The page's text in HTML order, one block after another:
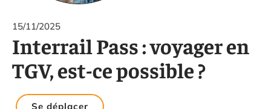
15/11/2025
Interrail Pass : voyager en
TGV, est-ce possible ?
Se déplacer